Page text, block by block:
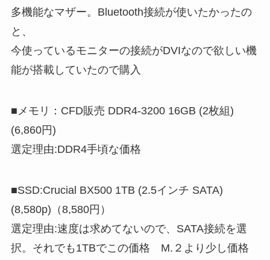
多機能なマザー。Bluetooth接続が使いたかったの
と、
今使っているモニターの接続がDVIなので欲しい機
能が搭載していたので購入
■メモリ：CFD販売 DDR4-3200 16GB (2枚組)
(6,860円)
選定理由:DDR4手頃な価格
■SSD:Crucial BX500 1TB (2.5インチ SATA)
(8,580p)（8,580円）
選定理由:速度は求めてないので、SATA接続を選
択。それでも1TBでこの価格 M.２より少し価格